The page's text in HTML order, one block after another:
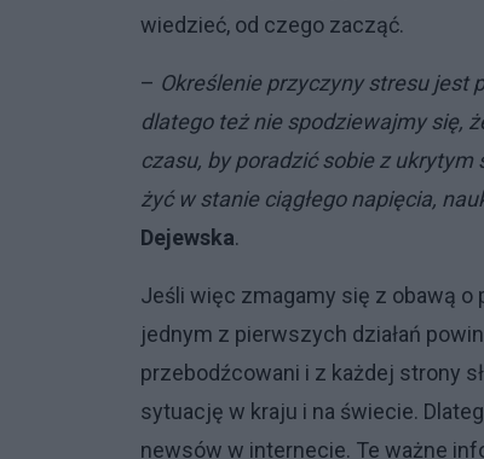
wiedzieć, od czego zacząć.
– Określenie przyczyny stresu jest
dlatego też nie spodziewajmy się,
czasu, by poradzić sobie z ukrytym
żyć w stanie ciągłego napięcia,
Dejewska.
Jeśli więc zmagamy się z obawą
jednym z pierwszych działań
przebodźcowani i z każdej strony
sytuację w kraju i na świecie.
newsów w internecie. Te ważne